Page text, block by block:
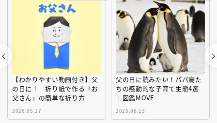
【わかりやすい動画付き】父
の日に！ 折り紙で作る「お
父さん」の簡単な折り方
2026.05.17
父の日に読みたい！パパ鳥た
ちの感動的な子育て生態4選
｜図鑑MOVE
2025.06.13